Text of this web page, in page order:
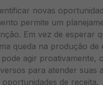
novas
permite um
Em vez de esperar
queda na produção de
agir proativamente,
para atender suas
oportunidades de receita.